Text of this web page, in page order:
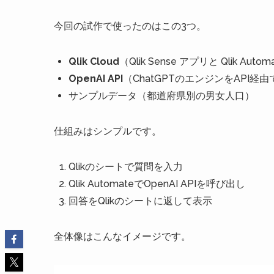
今回の試作で使ったのはこの3つ。
Qlik Cloud （Qlik Sense アプリと Qlik
OpenAI API （ChatGPTのエンジンをAPI経由
サンプルデータ（都道府県別の男女人口）
仕組みはシンプルです。
Qlikのシートで質問を入力
Qlik AutomateでOpenAI APIを呼び出し
回答をQlikのシートに返して表示
全体像はこんなイメージです。